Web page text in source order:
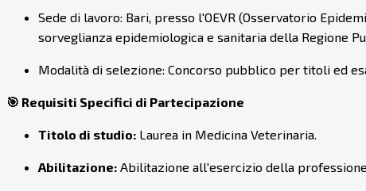
Sede di lavoro: Bari, presso l'OEVR (Osservatorio
sorveglianza epidemiologica e sanitaria della Regione
Modalità di selezione: Concorso pubblico per titoli ed
🎯 Requisiti Specifici di Partecipazione
Titolo di studio: Laurea in Medicina Veterinaria.
Abilitazione: Abilitazione all'esercizio della